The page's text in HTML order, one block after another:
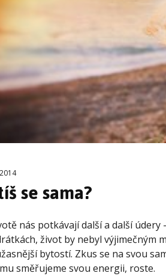
se sama?
nás potkávají další a další
život by nebyl výjimečným
bytostí. Zkus se na svou
směřujeme svou energii, roste.